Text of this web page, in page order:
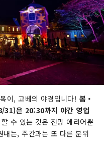
이, 고베의 야경입니다! 봄・
31)은 20:30까지 야간 영업
수 있는 것은 전망 에리어뿐
내는, 주간과는 또 다른 분위